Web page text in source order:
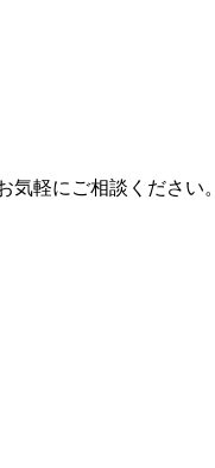
軽にご相談ください。